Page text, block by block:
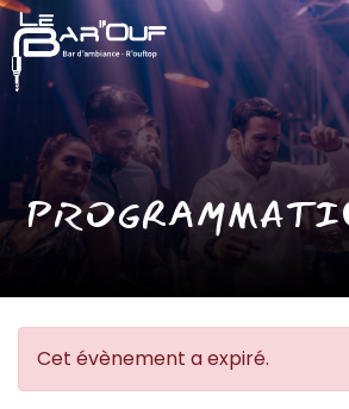
Cet évènement a expiré.